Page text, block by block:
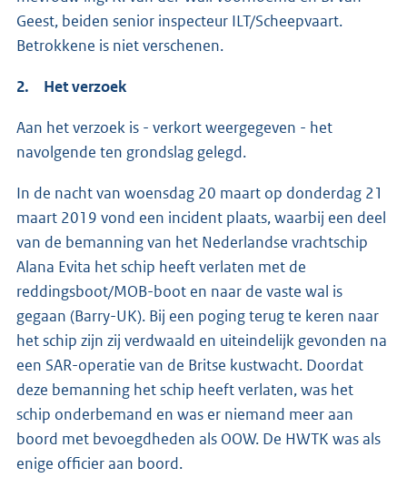
Geest, beiden senior inspecteur ILT/Scheepvaart.
Betrokkene is niet verschenen.
2. Het verzoek
Aan het verzoek is - verkort weergegeven - het
navolgende ten grondslag gelegd.
In de nacht van woensdag 20 maart op donderdag 21
maart 2019 vond een incident plaats, waarbij een deel
van de bemanning van het Nederlandse vrachtschip
Alana Evita het schip heeft verlaten met de
reddingsboot/MOB-boot en naar de vaste wal is
gegaan (Barry-UK). Bij een poging terug te keren naar
het schip zijn zij verdwaald en uiteindelijk gevonden na
een SAR-operatie van de Britse kustwacht. Doordat
deze bemanning het schip heeft verlaten, was het
schip onderbemand en was er niemand meer aan
boord met bevoegdheden als OOW. De HWTK was als
enige officier aan boord.